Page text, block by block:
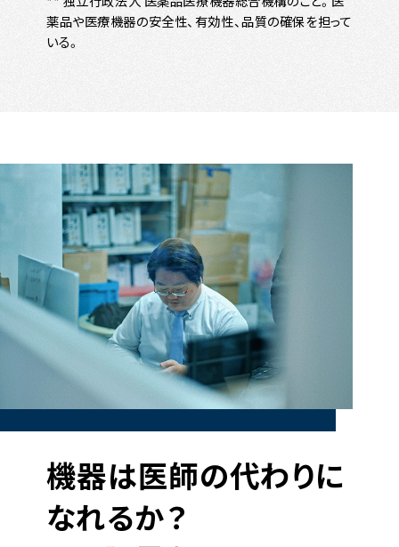
薬品や医療機器の安全性、有効性、品質の確保を担って
いる。
機器は医師の代わりに
なれるか？